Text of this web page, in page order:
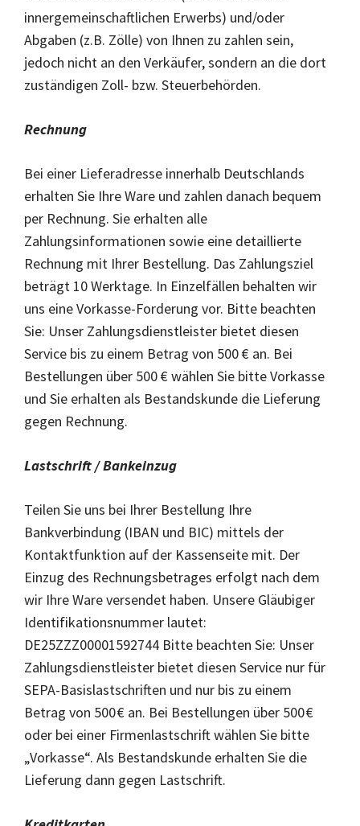
innergemeinschaftlichen Erwerbs) und/oder
Abgaben (z.B. Zölle) von Ihnen zu zahlen sein,
jedoch nicht an den Verkäufer, sondern an die dort
zuständigen Zoll- bzw. Steuerbehörden.
Rechnung
Bei einer Lieferadresse innerhalb Deutschlands
erhalten Sie Ihre Ware und zahlen danach bequem
per Rechnung. Sie erhalten alle
Zahlungsinformationen sowie eine detaillierte
Rechnung mit Ihrer Bestellung. Das Zahlungsziel
beträgt 10 Werktage. In Einzelfällen behalten wir
uns eine Vorkasse-Forderung vor. Bitte beachten
Sie: Unser Zahlungsdienstleister bietet diesen
Service bis zu einem Betrag von 500 € an. Bei
Bestellungen über 500 € wählen Sie bitte Vorkasse
und Sie erhalten als Bestandskunde die Lieferung
gegen Rechnung.
Lastschrift / Bankeinzug
Teilen Sie uns bei Ihrer Bestellung Ihre
Bankverbindung (IBAN und BIC) mittels der
Kontaktfunktion auf der Kassenseite mit. Der
Einzug des Rechnungsbetrages erfolgt nach dem
wir Ihre Ware versendet haben. Unsere Gläubiger
Identifikationsnummer lautet:
DE25ZZZ00001592744 Bitte beachten Sie: Unser
Zahlungsdienstleister bietet diesen Service nur für
SEPA-Basislastschriften und nur bis zu einem
Betrag von 500 € an. Bei Bestellungen über 500 €
oder bei einer Firmenlastschrift wählen Sie bitte
„Vorkasse“. Als Bestandskunde erhalten Sie die
Lieferung dann gegen Lastschrift.